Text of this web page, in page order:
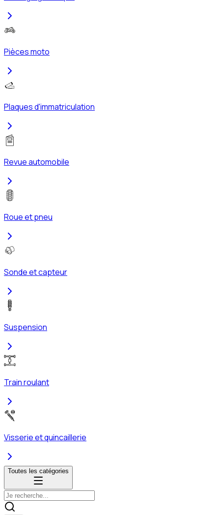
Pièces moto
Plaques d'immatriculation
Revue automobile
Roue et pneu
Sonde et capteur
Suspension
Train roulant
Visserie et quincaillerie
Toutes les catégories